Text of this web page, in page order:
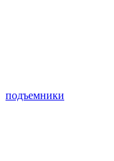
подъемники